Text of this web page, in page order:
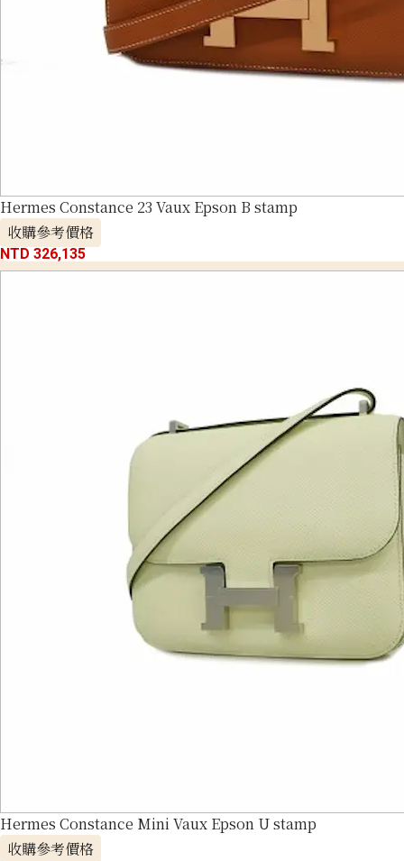
Hermes Constance 23 Vaux Epson B stamp
收購參考價格
NTD 326,135
Hermes Constance Mini Vaux Epson U stamp
收購參考價格